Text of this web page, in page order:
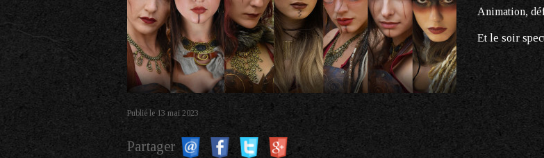
Animation,
Et le soir
Publié le 13 mai 2023
Partager